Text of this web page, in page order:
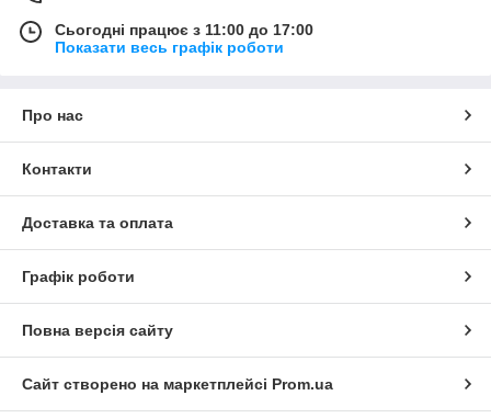
Сьогодні працює з 11:00 до 17:00
Показати весь графік роботи
Про нас
Контакти
Доставка та оплата
Графік роботи
Повна версія сайту
Сайт створено на маркетплейсі Prom.ua